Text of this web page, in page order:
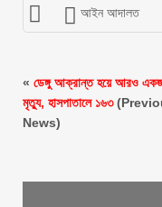
আইন আদালত
« ডেঙ্গু আক্রান্ত হয়ে আরও
মৃত্যু, হাসপাতালে ১৬৩
News)